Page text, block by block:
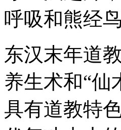
呼吸和熊经
东汉末年道
养生术和“仙
具有道教特